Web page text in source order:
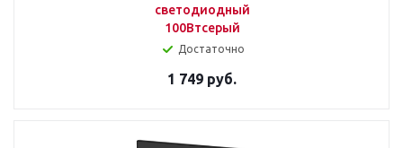
светодиодный
100Втсерый
Достаточно
1 749 руб.